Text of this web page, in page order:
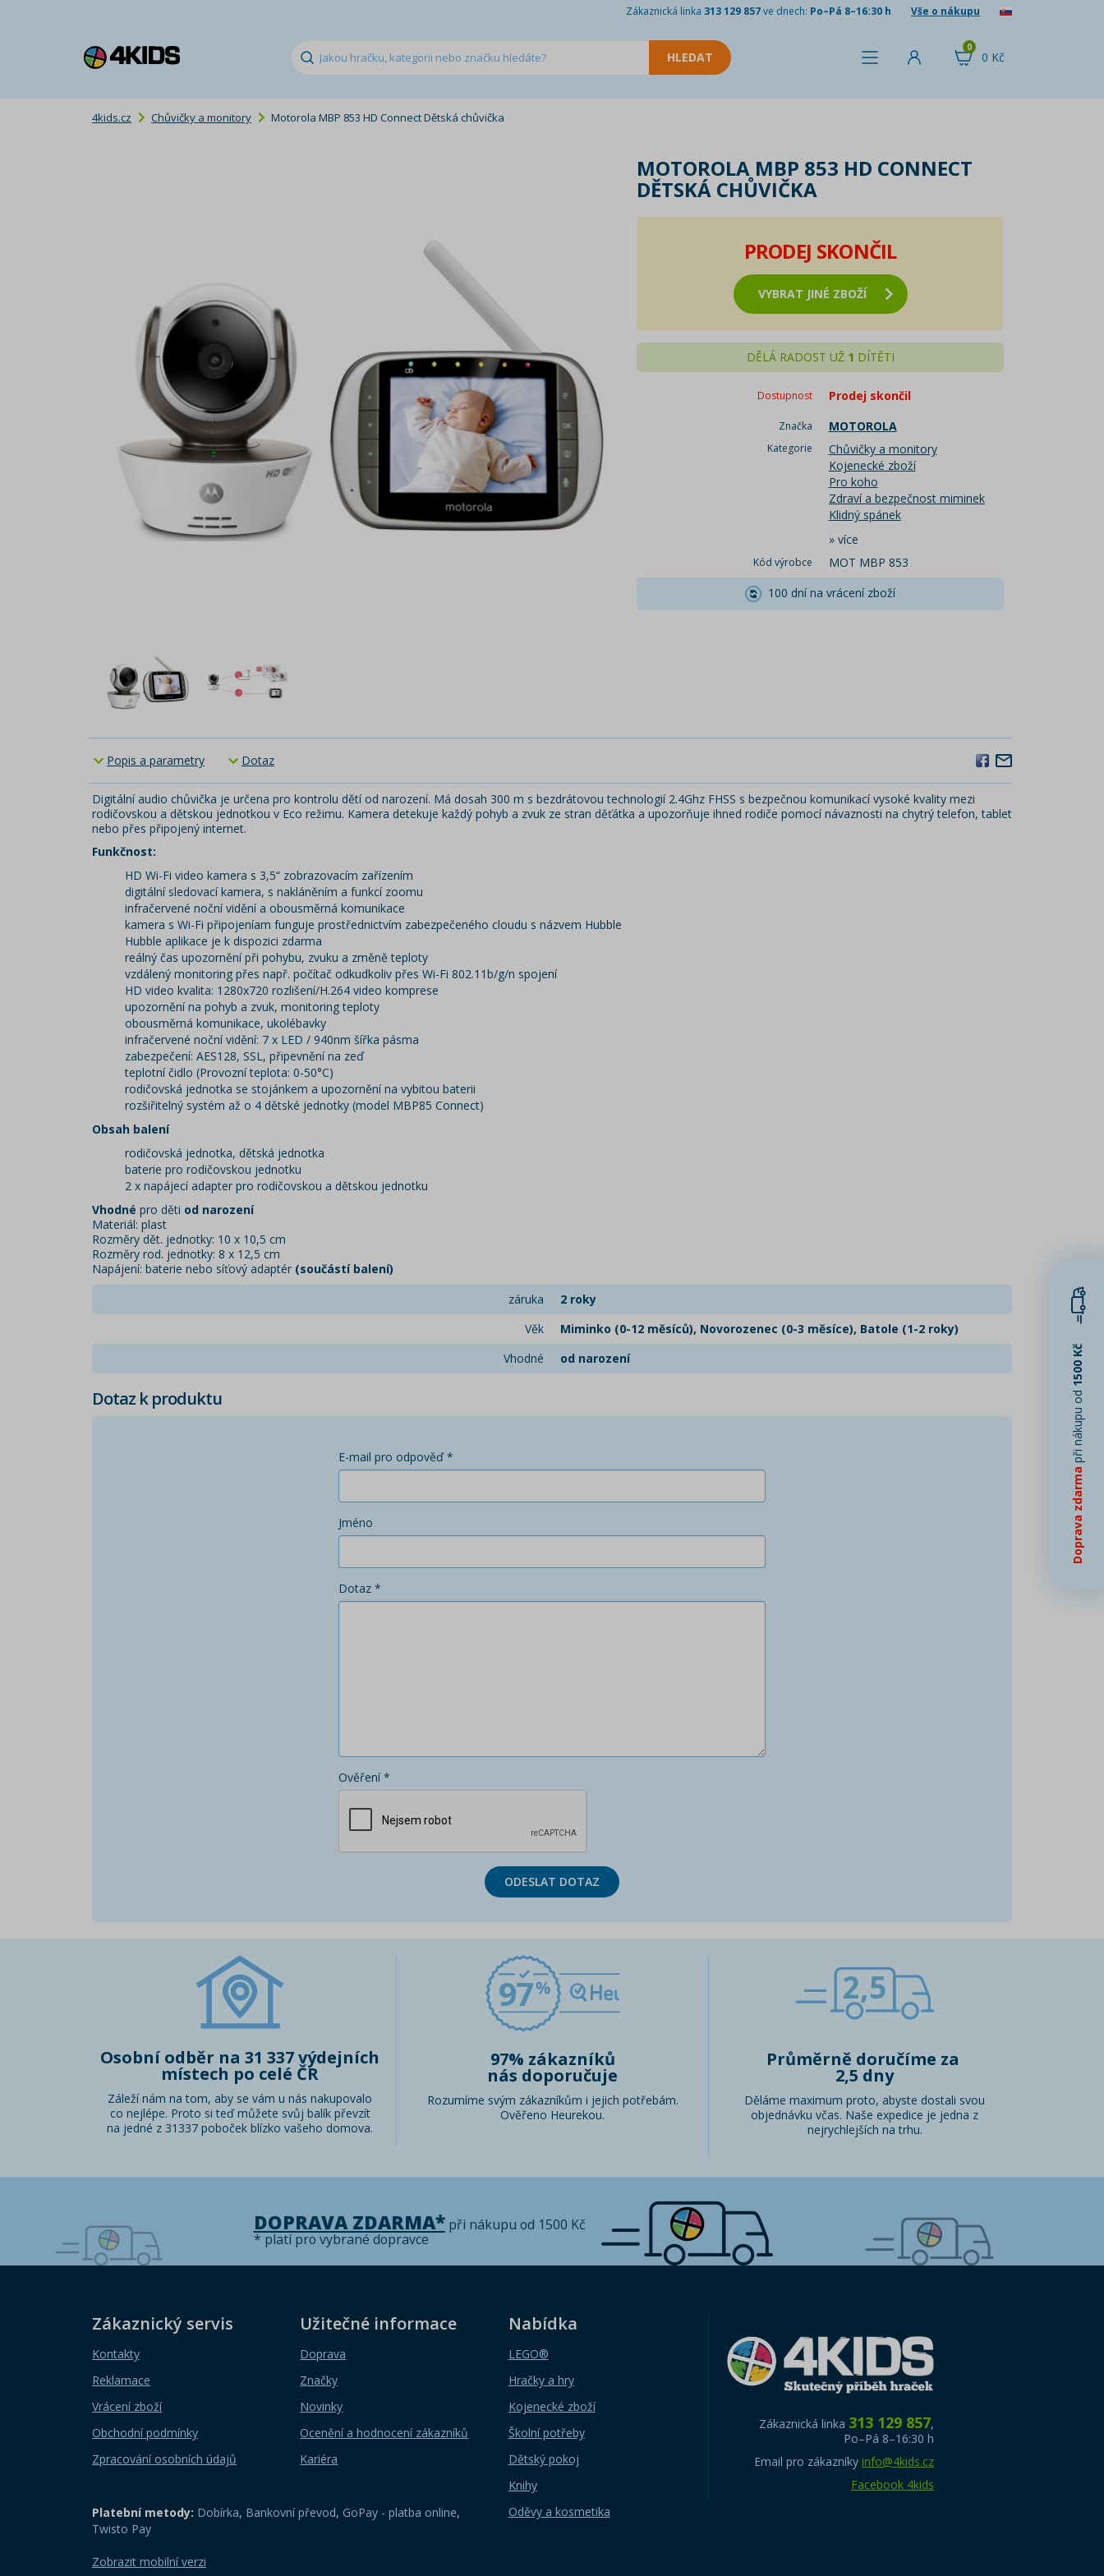
Zákaznická linka 313 129 857ve dnech: Po–Pá 8–16:30 h Vše o nákupu
0 Kč
0
4kids.cz Chůvičky a monitory Motorola MBP 853 HD Connect Dětská chůvička
MOTOROLA MBP 853 HD CONNECT
DĚTSKÁ CHŮVIČKA
PRODEJ SKONČIL
VYBRAT JINÉ ZBOŽÍ
DĚLÁ RADOST UŽ 1 DÍTĚTI
Dostupnost Prodej skončil
Značka MOTOROLA
Kategorie
Chůvičky a monitory
Kojenecké zboží
Pro koho
Zdraví a bezpečnost miminek
Klidný spánek
» více
Kód výrobce
MOT MBP 853
100 dní na vrácení zboží
Popis a parametry Dotaz
Digitální audio chůvička je určena pro kontrolu dětí od narození. Má dosah 300 m s bezdrátovou technologií 2.4Ghz FHSS s bezpečnou komunikací vysoké kvality mezi
rodičovskou a dětskou jednotkou v Eco režimu. Kamera detekuje každý pohyb a zvuk ze stran děťátka a upozorňuje ihned rodiče pomocí návaznosti na chytrý telefon, tablet
nebo přes připojený internet.
Funkčnost:
HD Wi-Fi video kamera s 3,5“ zobrazovacím zařízením
digitální sledovací kamera, s nakláněním a funkcí zoomu
infračervené noční vidění a obousměrná komunikace
kamera s Wi-Fi připojeníam funguje prostřednictvím zabezpečeného cloudu s názvem Hubble
Hubble aplikace je k dispozici zdarma
reálný čas upozornění při pohybu, zvuku a změně teploty
vzdálený monitoring přes např. počítač odkudkoliv přes Wi-Fi 802.11b/g/n spojení
HD video kvalita: 1280x720 rozlišení/H.264 video komprese
upozornění na pohyb a zvuk, monitoring teploty
obousměrná komunikace, ukolébavky
infračervené noční vidění: 7 x LED / 940nm šířka pásma
zabezpečení: AES128, SSL, připevnění na zeď
teplotní čidlo (Provozní teplota: 0-50°C)
rodičovská jednotka se stojánkem a upozornění na vybitou baterii
rozšiřitelný systém až o 4 dětské jednotky (model MBP85 Connect)
Obsah balení
rodičovská jednotka, dětská jednotka
baterie pro rodičovskou jednotku
2 x napájecí adapter pro rodičovskou a dětskou jednotku
Vhodné pro děti od narození
Materiál: plast
Rozměry dět. jednotky: 10 x 10,5 cm
Rozměry rod. jednotky: 8 x 12,5 cm
Napájení: baterie nebo síťový adaptér (součástí balení)
záruka
2 roky
Věk
Miminko (0-12 měsíců), Novorozenec (0-3 měsíce), Batole (1-2 roky)
Vhodné
od narození
Dotaz k produktu
E-mail pro odpověď *
Jméno
Dotaz *
Ověření *
ODESLAT DOTAZ
Osobní odběr na 31 337 výdejních
místech po celé ČR
Záleží nám na tom, aby se vám u nás nakupovalo
co nejlépe. Proto si teď můžete svůj balík převzít
na jedné z 31337 poboček blízko vašeho domova.
97
97% zákazníků
nás doporučuje
Rozumíme svým zákazníkům i jejich potřebám.
Ověřeno Heurekou.
2,5
Průměrně doručíme za
2,5 dny
Děláme maximum proto, abyste dostali svou
objednávku včas. Naše expedice je jedna z
nejrychlejších na trhu.
DOPRAVA ZDARMA*při nákupu od 1500 Kč
* platí pro vybrané dopravce
Zákaznický servis
Kontakty
Reklamace
Vrácení zboží
Obchodní podmínky
Zpracování osobních údajů
Užitečné informace
Doprava
Značky
Novinky
Ocenění a hodnocení zákazníků
Kariéra
Nabídka
LEGO®
Hračky a hry
Kojenecké zboží
Školní potřeby
Dětský pokoj
Knihy
Oděvy a kosmetika
Platební metody: Dobírka, Bankovní převod, GoPay - platba online,
Twisto Pay
Zobrazit mobilní verzi
Zákaznická linka 313 129 857,
Po–Pá 8–16:30 h
Email pro zákazníky info@4kids.cz
Facebook 4kids
Doprava zdarma
při nákupu od
1500 Kč